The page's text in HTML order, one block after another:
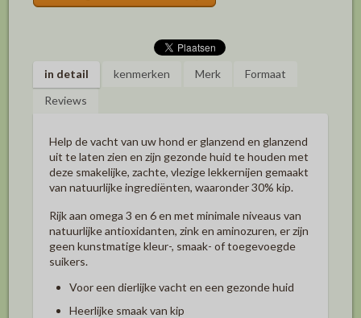
in detail kenmerken Merk
Formaat
Reviews
Help de vacht van uw hond er glanzend en glanzend
uit te laten zien en zijn gezonde huid te houden met
deze smakelijke, zachte, vlezige lekkernijen gemaakt
van natuurlijke ingrediënten, waaronder 30% kip.
Rijk aan omega 3 en 6 en met minimale niveaus van
natuurlijke antioxidanten, zink en aminozuren, er zijn
geen kunstmatige kleur-, smaak- of toegevoegde
suikers.
Voor een dierlijke vacht en een gezonde huid
Heerlijke smaak van kip